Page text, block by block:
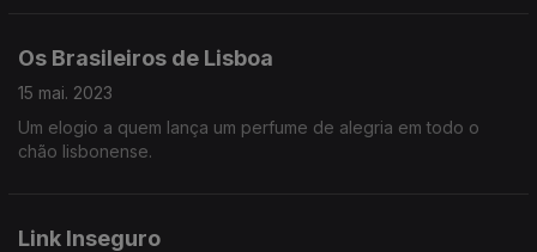
Os Brasileiros de Lisboa
15 mai. 2023
Um elogio a quem lança um perfume de alegria em todo o
chão lisbonense.
Link Inseguro